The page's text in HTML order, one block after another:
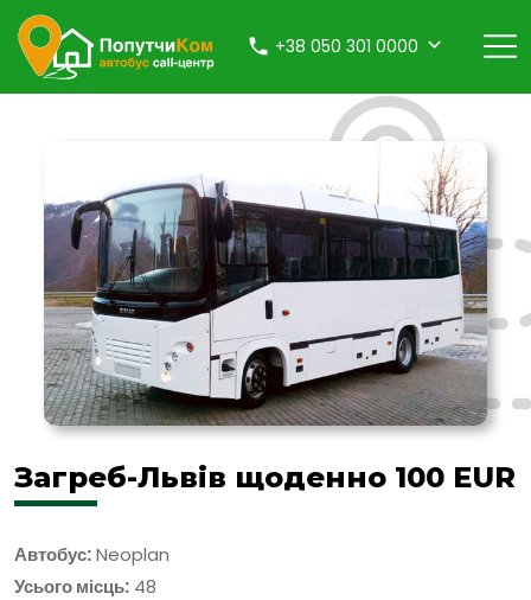
+38 050 301 0000
Загреб-Львів щоденно 100 EUR
Автобус:Neoplan
Усього місць: 48